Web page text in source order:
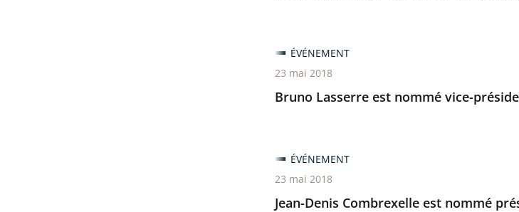
Bruno Lasserre est nommé vice-
ÉVÉNEMENT
23 mai 2018
Jean-Denis Combrexelle est nommé
ÉVÉNEMENT
23 mai 2018